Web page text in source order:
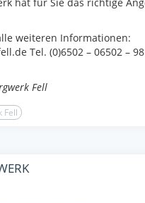
weiteren Informationen:
Tel. (0)6502 – 06502 –
Fell
Fell